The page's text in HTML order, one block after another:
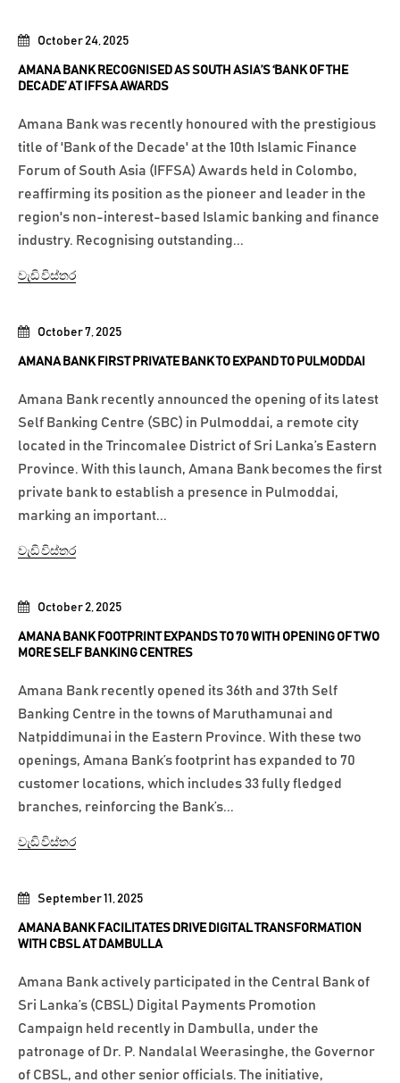
September 11, 2025
AMANA BANK FACILITATES DRIVE DIGITAL TRANSFORMATION
WITH CBSL AT DAMBULLA
Amana Bank actively participated in the Central Bank of
Sri Lanka’s (CBSL) Digital Payments Promotion
Campaign held recently in Dambulla, under the
patronage of Dr. P. Nandalal Weerasinghe, the Governor
of CBSL, and other senior officials. The initiative,
October 2, 2025
AMANA BANK FOOTPRINT EXPANDS TO 70 WITH OPENING OF TWO
MORE SELF BANKING CENTRES
Amana Bank recently opened its 36th and 37th Self
Banking Centre in the towns of Maruthamunai and
Natpiddimunai in the Eastern Province. With these two
openings, Amana Bank’s footprint has expanded to 70
customer locations, which includes 33 fully fledged
branches, reinforcing the Bank’s...
වැඩි විස්තර
October 7, 2025
AMANA BANK FIRST PRIVATE BANK TO EXPAND TO PULMODDAI
Amana Bank recently announced the opening of its latest
Self Banking Centre (SBC) in Pulmoddai, a remote city
located in the Trincomalee District of Sri Lanka’s Eastern
Province. With this launch, Amana Bank becomes the first
private bank to establish a presence in Pulmoddai,
marking an important...
වැඩි විස්තර
October 24, 2025
AMANA BANK RECOGNISED AS SOUTH ASIA’S ‘BANK OF THE
DECADE’ AT IFFSA AWARDS
Amana Bank was recently honoured with the prestigious
title of 'Bank of the Decade' at the 10th Islamic Finance
Forum of South Asia (IFFSA) Awards held in Colombo,
reaffirming its position as the pioneer and leader in the
region's non-interest-based Islamic banking and finance
industry. Recognising outstanding...
වැඩි විස්තර